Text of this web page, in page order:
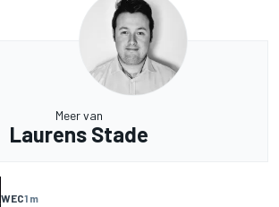
Meer van
Laurens Stade
WEC1 m